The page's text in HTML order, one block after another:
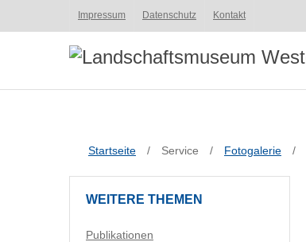
Impressum Datenschutz Kontakt
Startseite / Service / Fotogalerie /
WEITERE THEMEN
Publikationen